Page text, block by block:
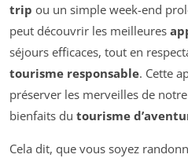
trip ou un simple week-end
peut découvrir les meilleures
séjours efficaces, tout en
tourisme responsable. Cette
préserver les merveilles de
bienfaits du tourisme
Cela dit, que vous soyez